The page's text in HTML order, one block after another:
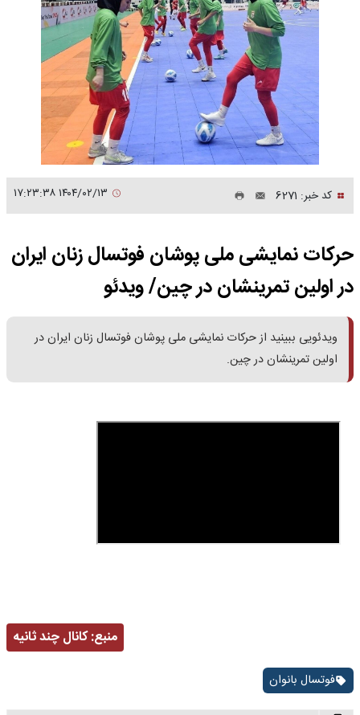
کد خبر: 6271
حرکات نمایشی ملی‌ پوشان فوتسال زنان ایران
در اولین تمرینشان در چین/ ویدئو
ویدئویی ببینید از حرکات نمایشی ملی‌ پوشان فوتسال زنان ایران در
اولین تمرینشان در چین.
منبع:کانال چند ثانیه
فوتسال بانوان